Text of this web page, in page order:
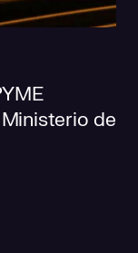
de